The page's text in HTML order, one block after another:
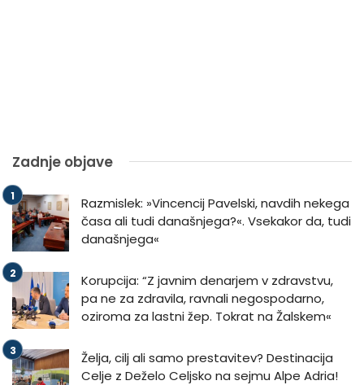
Zadnje objave
Razmislek: »Vincencij Pavelski, navdih nekega
časa ali tudi današnjega?«. Vsekakor da, tudi
današnjega«
Korupcija: “Z javnim denarjem v zdravstvu,
pa ne za zdravila, ravnali negospodarno,
oziroma za lastni žep. Tokrat na Žalskem«
Želja, cilj ali samo prestavitev? Destinacija
Celje z Deželo Celjsko na sejmu Alpe Adria!